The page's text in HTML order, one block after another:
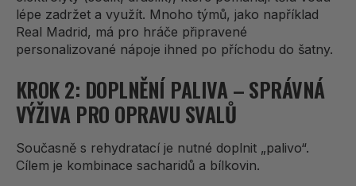
lépe zadržet a využít. Mnoho týmů, jako například
Real Madrid, má pro hráče připravené
personalizované nápoje ihned po příchodu do šatny.
KROK 2: DOPLNĚNÍ PALIVA – SPRÁVNÁ
VÝŽIVA PRO OPRAVU SVALŮ
Současně s rehydratací je nutné doplnit „palivo“.
Cílem je kombinace sacharidů a bílkovin.